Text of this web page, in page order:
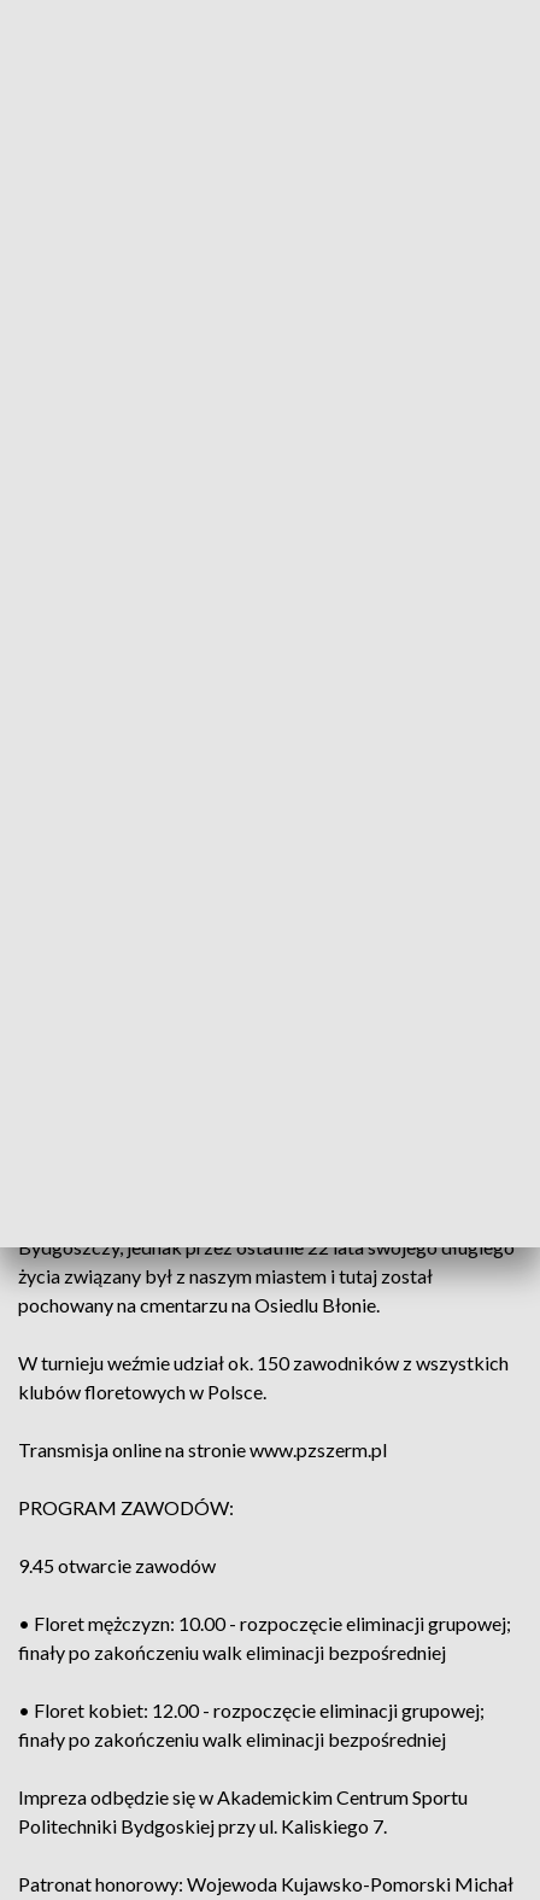
Bydgoszczy, jednak przez ostatnie 22 lata swojego długiego
życia związany był z naszym miastem i tutaj został
pochowany na cmentarzu na Osiedlu Błonie.
W turnieju weźmie udział ok. 150 zawodników z wszystkich
klubów floretowych w Polsce.
Transmisja online na stronie www.pzszerm.pl
PROGRAM ZAWODÓW:
9.45 otwarcie zawodów
• Floret mężczyzn: 10.00 - rozpoczęcie eliminacji grupowej;
finały po zakończeniu walk eliminacji bezpośredniej
• Floret kobiet: 12.00 - rozpoczęcie eliminacji grupowej;
finały po zakończeniu walk eliminacji bezpośredniej
Impreza odbędzie się w Akademickim Centrum Sportu
Politechniki Bydgoskiej przy ul. Kaliskiego 7.
Patronat honorowy: Wojewoda Kujawsko-Pomorski Michał